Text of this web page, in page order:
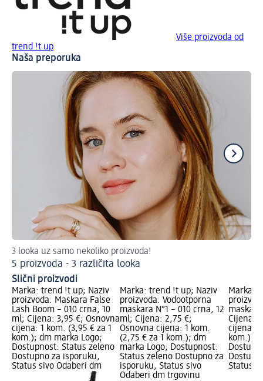
Više proizvoda od
trend !t up
Naša preporuka
3 looka uz samo nekoliko proizvoda!
5 proizvoda - 3 različita looka
Slični proizvodi
Marka: trend !t up; Naziv
proizvoda: Maskara False
Lash Boom – 010 crna, 10
ml; Cijena: 3,95 €; Osnovna
cijena: 1 kom. (3,95 € za 1
kom.); dm marka Logo;
Dostupnost: Status zeleno
Dostupno za isporuku,
Status sivo Odaberi dm
Marka: trend !t up; Naziv
proizvoda: Vodootporna
maskara N°1 – 010 crna, 12
ml; Cijena: 2,75 €;
Osnovna cijena: 1 kom.
(2,75 € za 1 kom.); dm
marka Logo; Dostupnost:
Status zeleno Dostupno za
isporuku, Status sivo
Odaberi dm trgovinu
Marka:
Cijena:
cijena: 1
kom.);
Status